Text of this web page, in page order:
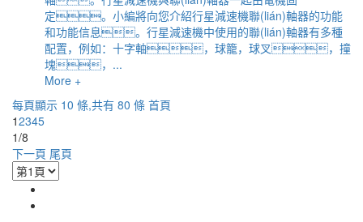
定。小編將向您介紹行星減速機聯(lián)軸器的功能
和功能信息。行星減速機中使用的聯(lián)軸器有多種
配置，例如：十字軸，球籠，球叉，撞
塊，...
More +
每頁顯示 10 條,共有 80 條 首頁
12345
1/8
下一頁 尾頁